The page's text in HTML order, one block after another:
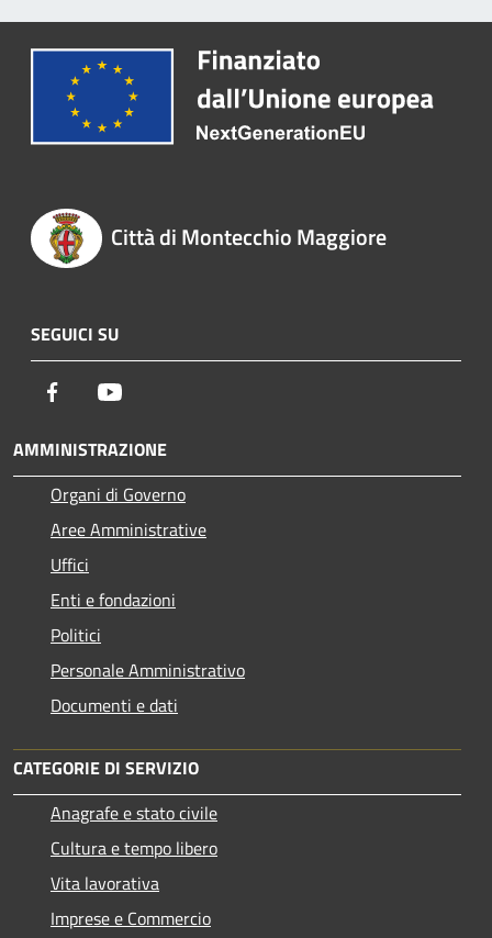
Città di Montecchio Maggiore
SEGUICI SU
Facebook
AMMINISTRAZIONE
Organi di Governo
Aree Amministrative
Uffici
Enti e fondazioni
Politici
Personale Amministrativo
Documenti e dati
CATEGORIE DI SERVIZIO
Anagrafe e stato civile
Cultura e tempo libero
Vita lavorativa
Imprese e Commercio